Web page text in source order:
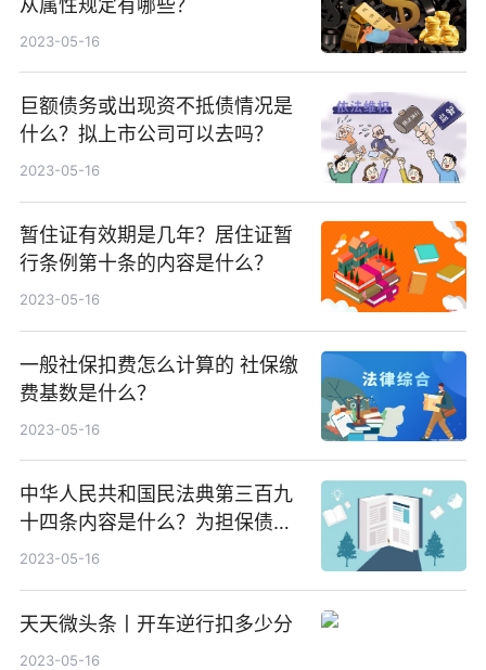
2023-05-16
巨额债务或出现资不抵债情况是
什么？拟上市公司可以去吗？
2023-05-16
暂住证有效期是几年？居住证暂
行条例第十条的内容是什么？
2023-05-16
一般社保扣费怎么计算的 社保缴
费基数是什么？
2023-05-16
中华人民共和国民法典第三百九
十四条内容是什么？为担保债务
如何履行？
2023-05-16
天天微头条丨开车逆行扣多少分
2023-05-16